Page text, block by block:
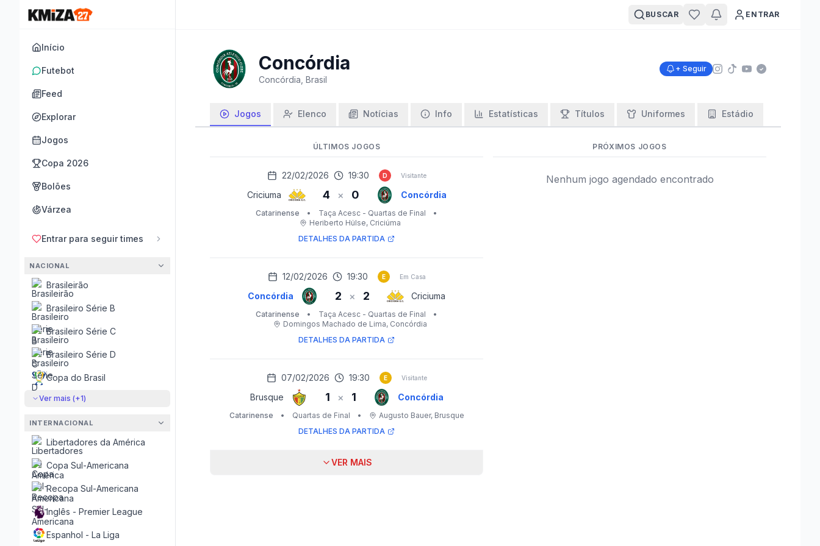
Início
Futebot
Feed
Explorar
Jogos
Copa 2026
Bolões
Várzea
Entrar para seguir times
NACIONAL
Brasileirão
Brasileiro Série B
Brasileiro Série C
Brasileiro Série D
Copa do Brasil
Ver mais (+1)
INTERNACIONAL
Libertadores da América
Copa Sul-Americana
Recopa Sul-Americana
Inglês - Premier League
Espanhol - La Liga
BUSCAR ENTRAR
Concórdia
Concórdia, Brasil
+ Seguir
Jogos Elenco Notícias Info Estatísticas Títulos Uniformes Estádio
ÚLTIMOS JOGOS
22/02/2026 19:30 D Visitante
Criciuma 4 × 0 Concórdia
Catarinense • Taça Acesc - Quartas de Final
•
Heriberto Hülse, Criciúma
DETALHES DA PARTIDA
12/02/2026 19:30 E Em Casa
Concórdia 2 × 2 Criciuma
Catarinense • Taça Acesc - Quartas de Final
•
Domingos Machado de Lima, Concórdia
DETALHES DA PARTIDA
07/02/2026 19:30 E Visitante
Brusque 1 × 1 Concórdia
Catarinense • Quartas de Final • Augusto Bauer, Brusque
DETALHES DA PARTIDA
VER MAIS
PRÓXIMOS JOGOS
Nenhum jogo agendado encontrado